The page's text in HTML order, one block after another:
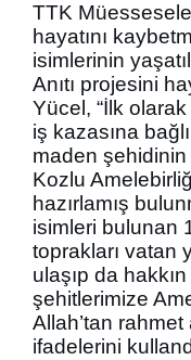
TTK
hayatını
isimlerinin
Anıtı projesini
Yücel, “İlk
iş kazasına
maden
Kozlu
hazırlamış
isimleri bulunan
toprakları vatan
ulaşıp da
şehitlerimize
Allah’tan rahmet
ifadelerini